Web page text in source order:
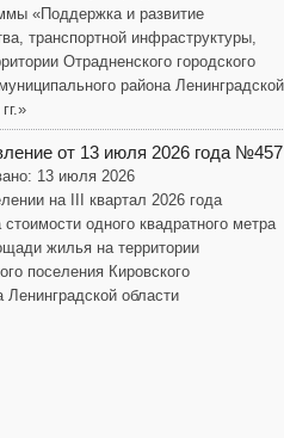
«Поддержка и развитие
транспортной инфраструктуры,
Отрадненского городского
района Ленинградской
от 13 июля 2026 года №457
13 июля 2026
на III квартал 2026 года
стоимости одного квадратного метра
жилья на территории
поселения Кировского
Ленинградской области